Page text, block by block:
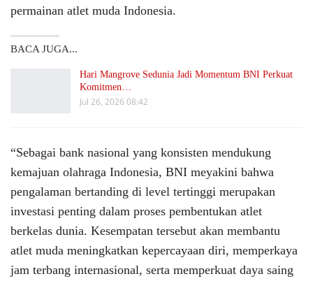
permainan atlet muda Indonesia.
BACA JUGA...
Hari Mangrove Sedunia Jadi Momentum BNI Perkuat
Komitmen…
Jul 26, 2026 08:42
“Sebagai bank nasional yang konsisten mendukung
kemajuan olahraga Indonesia, BNI meyakini bahwa
pengalaman bertanding di level tertinggi merupakan
investasi penting dalam proses pembentukan atlet
berkelas dunia. Kesempatan tersebut akan membantu
atlet muda meningkatkan kepercayaan diri, memperkaya
jam terbang internasional, serta memperkuat daya saing